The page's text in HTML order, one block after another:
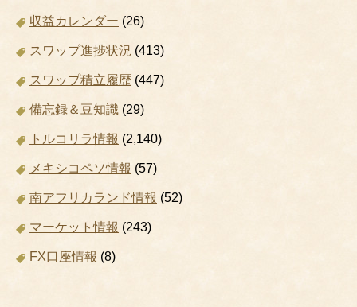
収益カレンダー (26)
スワップ進捗状況 (413)
スワップ積立履歴 (447)
備忘録＆豆知識 (29)
トルコリラ情報 (2,140)
メキシコペソ情報 (57)
南アフリカランド情報 (52)
マーケット情報 (243)
FX口座情報 (8)